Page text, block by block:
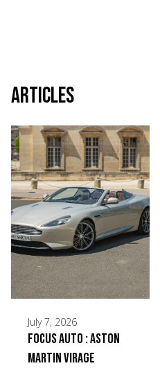
Articles
July 7, 2026
Focus Auto : Aston
Martin Virage